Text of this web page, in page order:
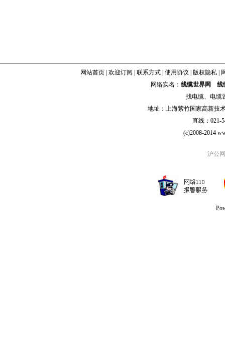
网站首页| 欢迎订阅 联系方式| 使用协议 版权隐私|
网络实名： 线缆世界网
线
找电缆、 电缆
地址：上海紫竹国家高新技
直线：021-
(c)2008-2014
沪公